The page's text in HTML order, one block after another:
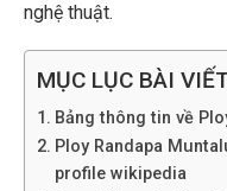
nghệ thuật.
MỤC LỤC BÀI
Bảng thông tin về
Ploy Randapa
profile wikipedia